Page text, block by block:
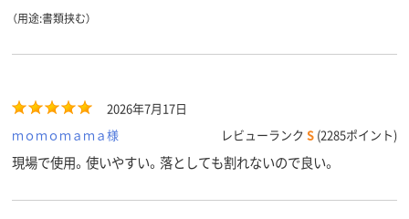
（用途:書類挟む）
2026年7月17日
ｍｏｍｏｍａｍａ様
レビューランク S (2285ポイント)
現場で使用。使いやすい。落としても割れないので良い。